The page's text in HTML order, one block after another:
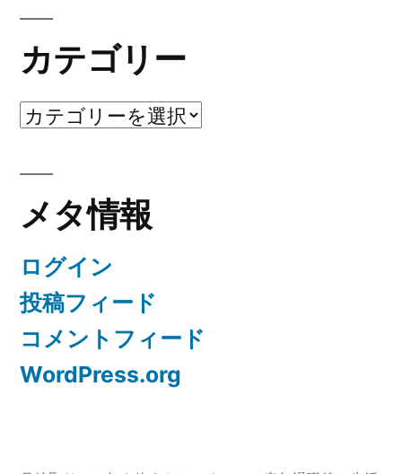
カテゴリー
カ
リ
ー
メタ情報
ログイン
投稿フィード
コメントフィード
WordPress.org